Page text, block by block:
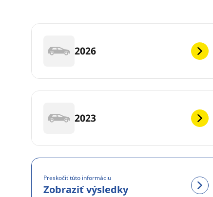
2026
2023
Preskočiť túto informáciu
Zobraziť výsledky